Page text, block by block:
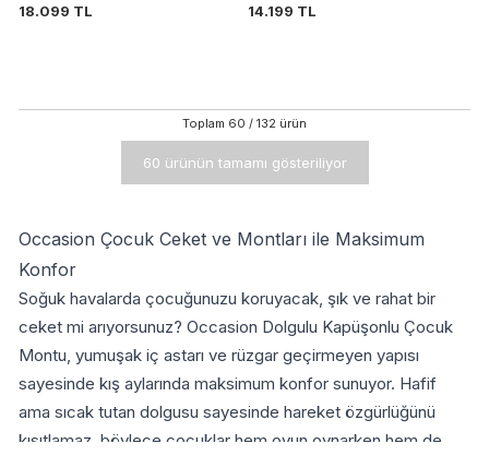
18.099 TL 14.199 TL
Toplam 60 / 132 ürün
60 ürünün tamamı gösteriliyor
Occasion Çocuk Ceket ve Montları ile Maksimum
Konfor
Soğuk havalarda çocuğunuzu koruyacak, şık ve rahat bir
ceket mi arıyorsunuz? Occasion Dolgulu Kapüşonlu Çocuk
Montu, yumuşak iç astarı ve rüzgar geçirmeyen yapısı
sayesinde kış aylarında maksimum konfor sunuyor. Hafif
ama sıcak tutan dolgusu sayesinde hareket özgürlüğünü
kısıtlamaz, böylece çocuklar hem oyun oynarken hem de